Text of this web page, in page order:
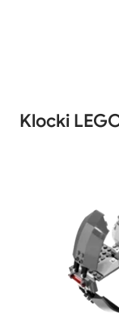
Klocki